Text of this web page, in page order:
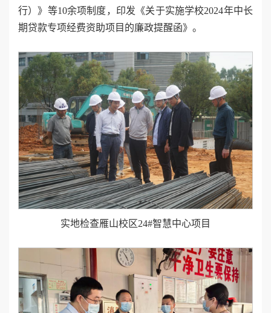
行）》等10余项制度，印发《关于实施学校2024年中长
期贷款专项经费资助项目的廉政提醒函》。
实地检查雁山校区24#智慧中心项目